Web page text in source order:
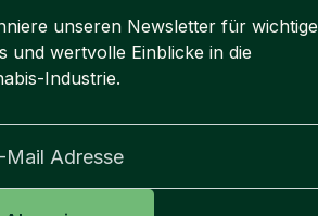
unseren Newsletter für wichtige
und wertvolle Einblicke in die
Industrie.